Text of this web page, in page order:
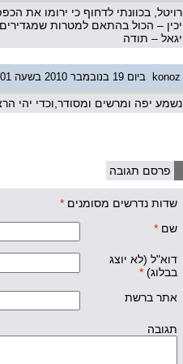
רויטל, בכוונתי לדחוף כי ירומו את
יכין – הכול בהתאם למטרות
יגאל – תודה
konoz ביום 19 בנובמבר 2010 בשעה 16:01
נשמע יפה ומרשים ומסודר,וכדי יהי
פרסם תגובה
שדות נדרשים מסומנים *
שם *
דוא"ל (לא יוצג
בבלוג) *
אתר ברשת
תגובה